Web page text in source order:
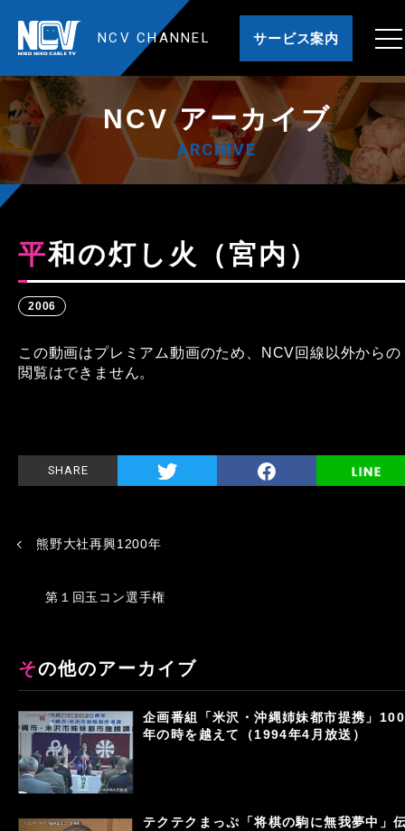
NCV CHANNEL サービス案内
NCV アーカイブ
ARCHIVE
平和の灯し火（宮内）
2006
この動画はプレミアム動画のため、NCV回線以外からの
閲覧はできません。
SHARE
熊野大社再興1200年
第１回玉コン選手権
その他のアーカイブ
企画番組「米沢・沖縄姉妹都市提携」100
年の時を越えて（1994年4月放送）
テクテクまっぷ「将棋の駒に無我夢中」